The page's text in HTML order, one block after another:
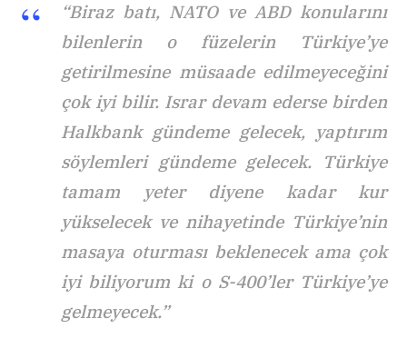
“Biraz batı, NATO ve ABD konularını
bilenlerin o füzelerin Türkiye’ye
getirilmesine müsaade edilmeyeceğini
çok iyi bilir. Israr devam ederse birden
Halkbank gündeme gelecek, yaptırım
söylemleri gündeme gelecek. Türkiye
tamam yeter diyene kadar kur
yükselecek ve nihayetinde Türkiye’nin
masaya oturması beklenecek ama çok
iyi biliyorum ki o S-400’ler Türkiye’ye
gelmeyecek.”